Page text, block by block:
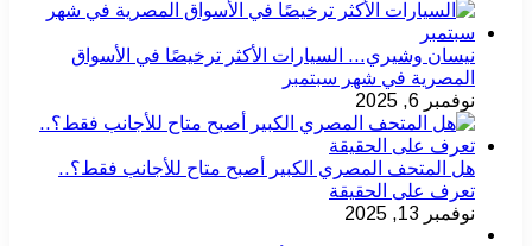
نيسان وشيري… السيارات الأكثر ترخيصًا في الأسواق
المصرية في شهر سبتمبر
نوفمبر 6, 2025
هل المتحف المصري الكبير أصبح متاح للأجانب فقط؟..
تعرف على الحقيقة
نوفمبر 13, 2025